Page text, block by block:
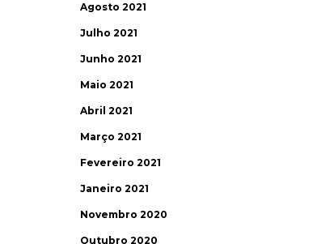
Agosto 2021
Julho 2021
Junho 2021
Maio 2021
Abril 2021
Março 2021
Fevereiro 2021
Janeiro 2021
Novembro 2020
Outubro 2020